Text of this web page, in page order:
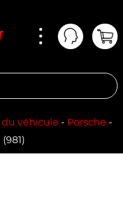
Mon
du véhicule - Porsche -